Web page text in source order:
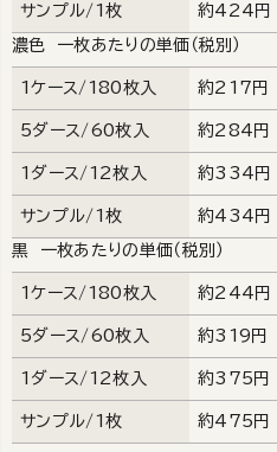
サンプル/1枚 約424円
濃色 一枚あたりの単価（税別）
1ケース/180枚入 約217円
5ダース/60枚入 約284円
1ダース/12枚入 約334円
サンプル/1枚 約434円
黒 一枚あたりの単価（税別）
1ケース/180枚入 約244円
5ダース/60枚入 約319円
1ダース/12枚入 約375円
サンプル/1枚 約475円